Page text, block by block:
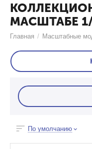
МАСШТАБЕ
Главная / Масштабные
По умолчанию